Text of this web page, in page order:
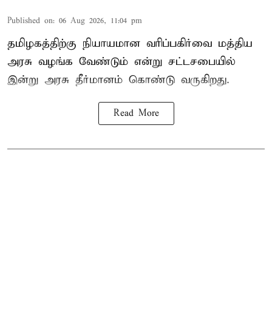
Published on: 06 Aug 2026, 11:04 pm
தமிழகத்திற்கு நியாயமான வரிப்பகிர்வை மத்திய
அரசு வழங்க வேண்டும் என்று சட்டசபையில்
இன்று அரசு தீர்மானம் கொண்டு வருகிறது.
Read More